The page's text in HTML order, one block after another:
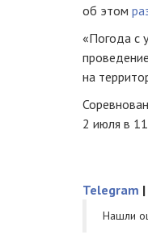
об этом
«Погода с
на
2 июля в
Telegram |
Нашли